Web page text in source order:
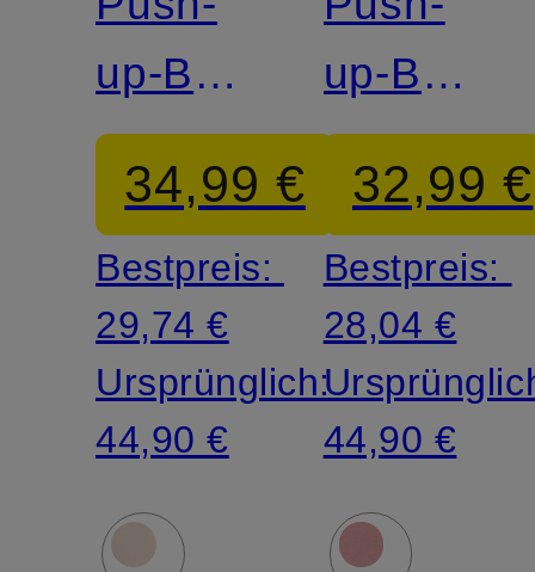
up-BH
SEDUCTIVE
COMFORT
34,99 €
Bestpreis:
29,74 €
Ursprünglich:
44,90 €
up-BH
32,99 €
Bestpreis:
28,04 €
44,90 €